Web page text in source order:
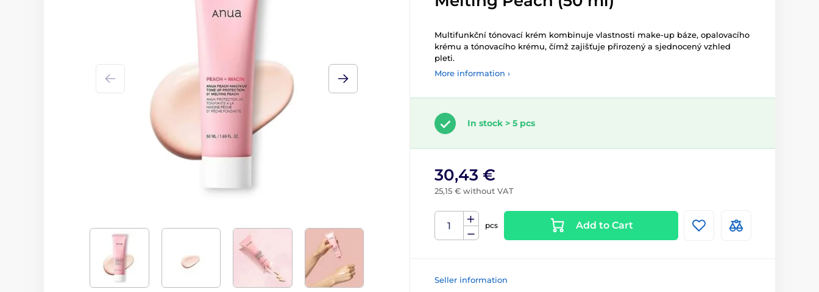
Multifunkční tónovací krém kombinuje vlastnosti make-up báze, opalovacího
krému a tónovacího krému, čímž zajišťuje přirozený a sjednocený vzhled
pleti.
More information ›
In stock > 5 pcs
30,43 €
25,15 € without VAT
pcs Add to Cart
Seller information